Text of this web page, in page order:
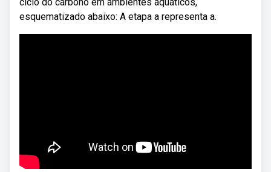
esquematizado abaixo: A etapa a representa a.